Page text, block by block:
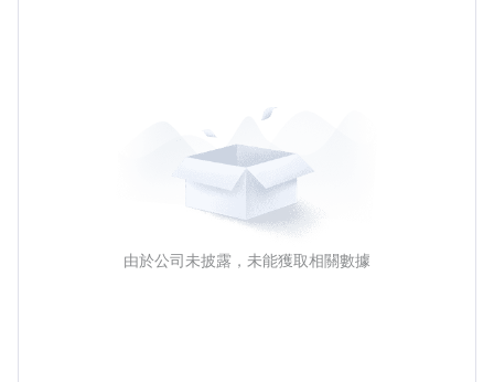
由於公司未披露，未能獲取相關數據